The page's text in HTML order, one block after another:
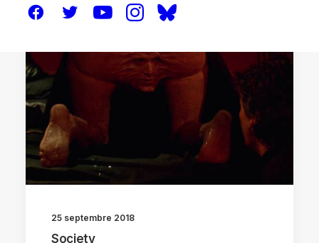
25 septembre 2018
Society